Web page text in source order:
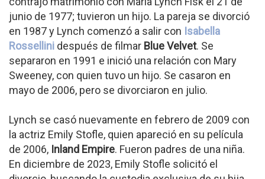
junio de 1977; tuvieron un hijo. La pareja se divorció
en 1987 y Lynch comenzó a salir con Isabella
Rossellini después de filmar Blue Velvet. Se
separaron en 1991 e inició una relación con Mary
Sweeney, con quien tuvo un hijo. Se casaron en
mayo de 2006, pero se divorciaron en julio.
Lynch se casó nuevamente en febrero de 2009 con
la actriz Emily Stofle, quien apareció en su película
de 2006, Inland Empire. Fueron padres de una niña.
En diciembre de 2023, Emily Stofle solicitó el